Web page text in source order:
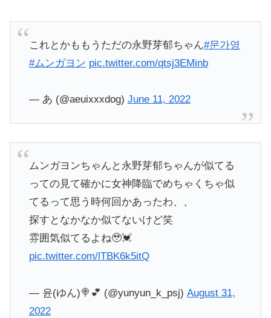
これとかももうただの永野芽郁ちゃん#문가영
#ムンガヨン pic.twitter.com/qtsj3EMinb
— あ (@aeuixxxdog) June 11, 2022
ムンガヨンちゃんと永野芽郁ちゃんが似てる
っての見て確かに女神降臨でめちゃくちゃ似
てるって思う時何回かあったわ、、
探すとなかなか似てないけど笑
雰囲気似てるよね🥹💓
pic.twitter.com/lTBK6k5itQ
— 윤(ゆん)🍭💕 (@yunyun_k_psj) August 31,
2022